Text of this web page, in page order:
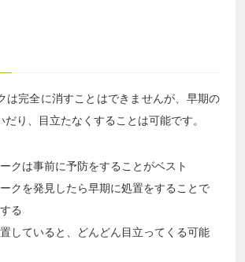
は完全に消すことはできませんが、早期の
り、目立たなくすることは可能です。
クは事前に予防をすることがベスト
クを発見したら早期に処置をすることで
る
していると、どんどん目立ってくる可能